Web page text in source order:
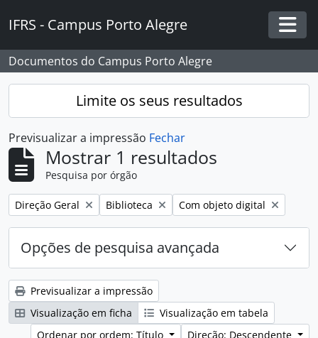
IFRS - Campus Porto Alegre
Documentos do Campus Porto Alegre
Limite os seus resultados
Previsualizar a impressão Fechar
Mostrar 1 resultados
Pesquisa por órgão
Remover filtro:
Direção Geral Remover filtro:
Biblioteca Remover filtro:
Com objeto digital
Opções de pesquisa avançada
Previsualizar a impressão
Visualização em ficha
Visualização em tabela
Ordenar por ordem: Título
Direção: Descendente